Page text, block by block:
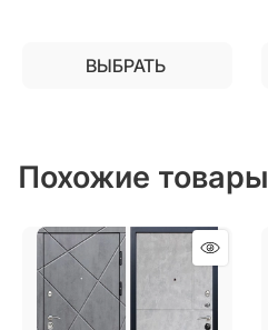
ВЫБРАТЬ
Похожие товары